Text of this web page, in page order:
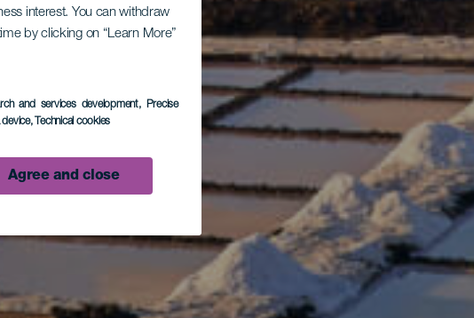
interest. You can withdraw
by clicking on “Learn More”
and services development, Precise
, Technical cookies
Agree and close